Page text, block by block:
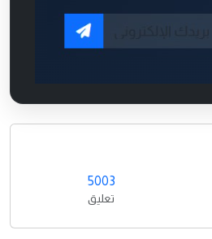
5003
تعليق